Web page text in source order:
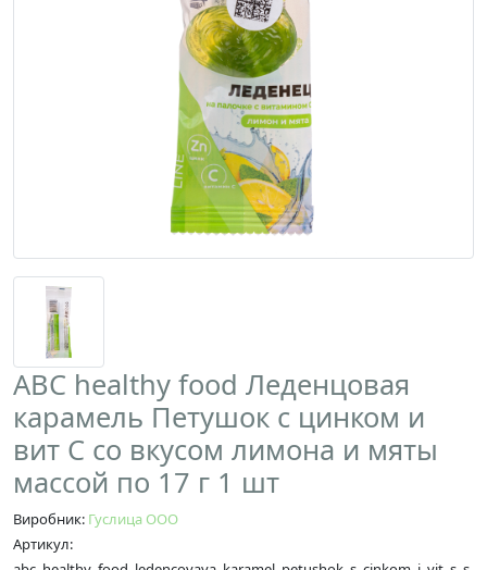
ABC healthy food Леденцовая
карамель Петушок с цинком и
вит С со вкусом лимона и мяты
массой по 17 г 1 шт
Виробник: Гуслица ООО
Артикул: